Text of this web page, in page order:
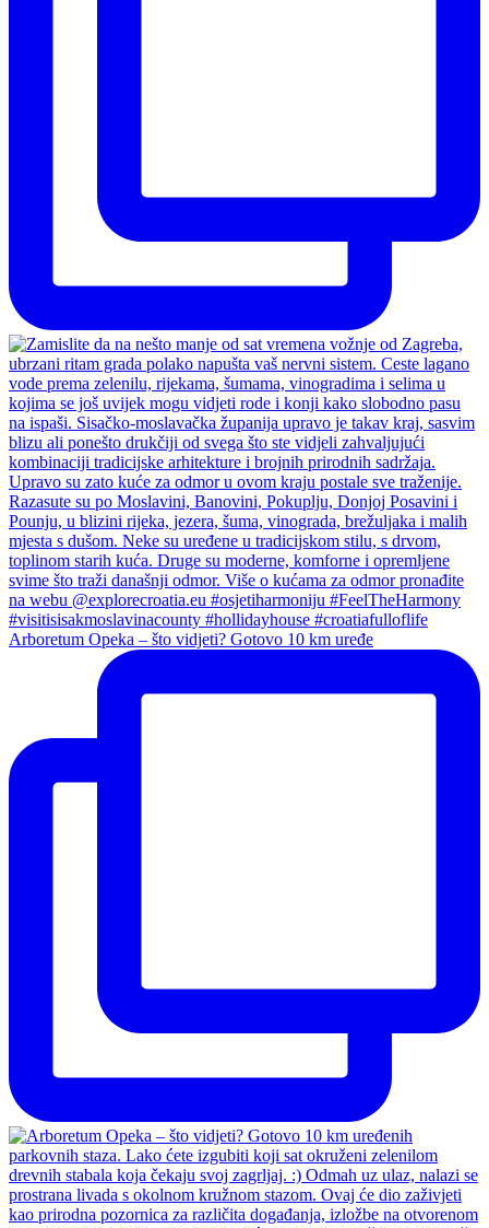
Arboretum Opeka – što vidjeti? Gotovo 10 km uređe